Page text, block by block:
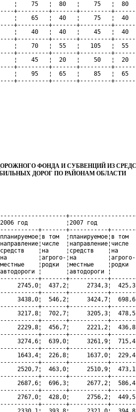
¦    75   ¦  80   ¦    75   ¦
+---------+-------+---------
¦    65   ¦  40   ¦    75   ¦
+---------+-------+---------
¦    40   ¦  40   ¦    45   ¦
+---------+-------+---------
¦    70   ¦  55   ¦   105   ¦
+---------+-------+---------
¦    45   ¦  20   ¦    50   ¦
+---------+-------+---------
¦    95   ¦  65   ¦    85   ¦
+---------+-------+---------
ФОНДА И СУБВЕНЦИЙ ИЗ
ДОРОГ ПО РАЙОНАМ ОБЛАСТИ
¦2006 год           ¦2007 год
+-------+-----------
том  ¦планируемое¦в том
¦направление¦числе
¦на     ¦средств    ¦на
¦агрого-¦на         ¦агрого-¦на
¦родки  ¦местные    ¦родки
¦
+-------+-----------
2745,0¦  437,2¦     2734,3¦
+-------+-----------
3438,0¦  546,2¦     3424,7¦
+-------+-----------
3217,8¦  702,7¦     3205,3¦
+-------+-----------
2229,8¦  456,7¦     2221,2¦
+-------+-----------
3274,6¦  639,0¦     3261,9¦
+-------+-----------
1643,4¦  226,8¦     1637,0¦
+-------+-----------
2520,7¦  463,0¦     2510,9¦
+-------+-----------
2687,6¦  696,3¦     2677,2¦
+-------+-----------
2767,0¦  428,0¦     2756,2¦
+-------+-----------